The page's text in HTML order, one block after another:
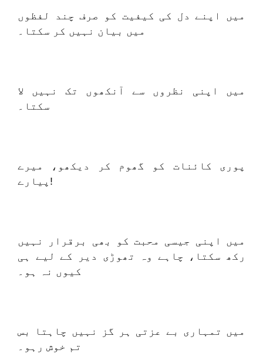
میں اپنے دل کی کیفیت کو صرف چند لفظوں
میں بیان نہیں کر سکتا۔
میں اپنی نظروں سے آنکھوں تک نہیں لا
سکتا۔
پوری کائنات کو گھوم کر دیکھو، میرے
پیارے!
میں اپنی جیسی محبت کو بھی برقرار نہیں
رکھ سکتا، چاہے وہ تھوڑی دیر کے لیے ہی
کیوں نہ ہو۔
میں تمہاری بے عزتی ہر گز نہیں چاہتا بس
تم خوش رہو۔